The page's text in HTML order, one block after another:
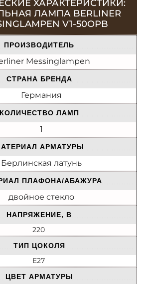
ХАРАКТЕРИСТИКИ:
ЛАМПА BERLINER
V1-50OPB
ПРОИЗВОДИТЕЛЬ
Messinglampen
СТРАНА БРЕНДА
Германия
КОЛИЧЕСТВО ЛАМП
1
АРМАТУРЫ
Берлинская латунь
ПЛАФОНА/АБАЖУРА
двойное стекло
НАПРЯЖЕНИЕ, В
220
ТИП ЦОКОЛЯ
E27
ЦВЕТ АРМАТУРЫ